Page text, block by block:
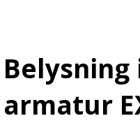
Belysning
armatur